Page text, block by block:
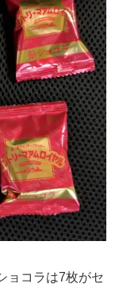
ョコラは7枚がセ